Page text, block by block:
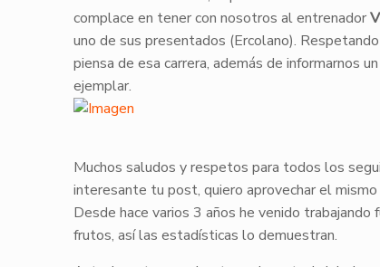
complace en tener con nosotros al entrenador
uno de sus presentados (Ercolano).
piensa de esa carrera, además de informarnos
ejemplar.
Muchos saludos y respetos para todos los
interesante tu post, quiero aprovechar el
Desde hace varios 3 años he venido
frutos, así las estadísticas lo demuestran.